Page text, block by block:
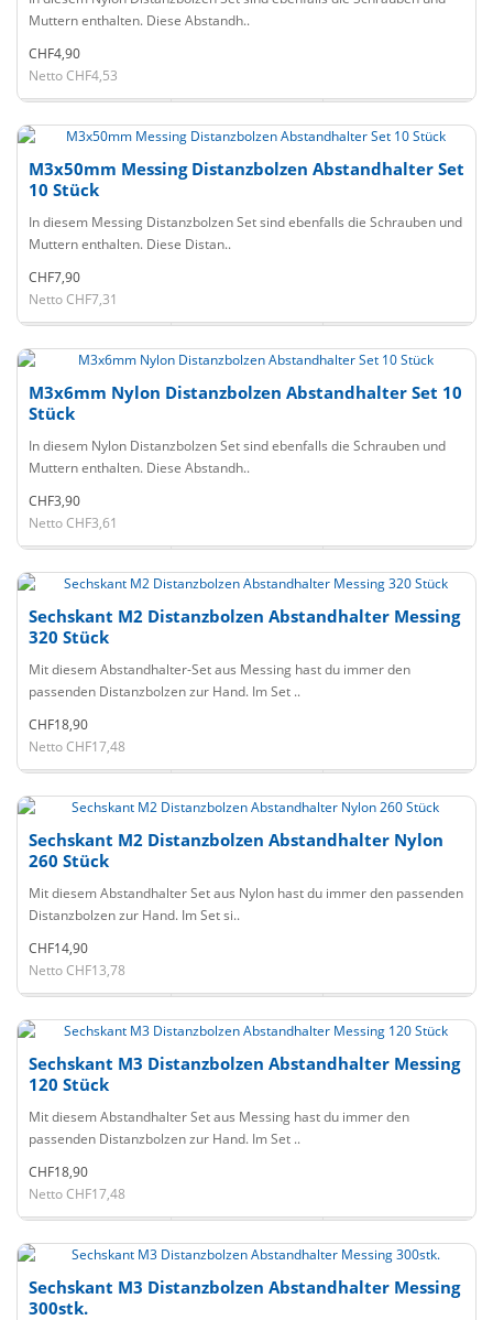
Muttern enthalten. Diese Abstandh..
CHF4,90
Netto CHF4,53
M3x50mm Messing Distanzbolzen Abstandhalter Set
10 Stück
In diesem Messing Distanzbolzen Set sind ebenfalls die Schrauben und
Muttern enthalten. Diese Distan..
CHF7,90
Netto CHF7,31
M3x6mm Nylon Distanzbolzen Abstandhalter Set 10
Stück
In diesem Nylon Distanzbolzen Set sind ebenfalls die Schrauben und
Muttern enthalten. Diese Abstandh..
CHF3,90
Netto CHF3,61
Sechskant M2 Distanzbolzen Abstandhalter Messing
320 Stück
Mit diesem Abstandhalter-Set aus Messing hast du immer den
passenden Distanzbolzen zur Hand. Im Set ..
CHF18,90
Netto CHF17,48
Sechskant M2 Distanzbolzen Abstandhalter Nylon
260 Stück
Mit diesem Abstandhalter Set aus Nylon hast du immer den passenden
Distanzbolzen zur Hand. Im Set si..
CHF14,90
Netto CHF13,78
Sechskant M3 Distanzbolzen Abstandhalter Messing
120 Stück
Mit diesem Abstandhalter Set aus Messing hast du immer den
passenden Distanzbolzen zur Hand. Im Set ..
CHF18,90
Netto CHF17,48
Sechskant M3 Distanzbolzen Abstandhalter Messing
300stk.